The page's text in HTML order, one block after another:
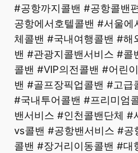
#공항까지콜밴 #공항콜밴
공항에서호텔콜밴 #서울
체콜밴 #국내여행콜밴 #해
밴 #관광지콜밴서비스 #콜
콜밴 #VIP의전콜밴 #어린
밴 #골프장픽업콜밴 #고급
#국내투어콜밴 #프리미엄
밴서비스 #인천콜밴단체 #
vs콜밴 #공항밴서비스 #공
콜밴 #장거리이동콜밴 #